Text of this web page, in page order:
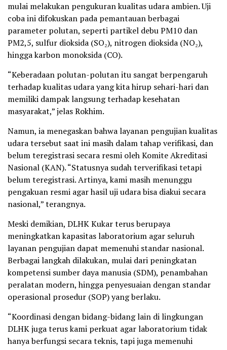
mulai melakukan pengukuran kualitas udara ambien. Uji
coba ini difokuskan pada pemantauan berbagai
parameter polutan, seperti partikel debu PM10 dan
PM2,5, sulfur dioksida (SO₂), nitrogen dioksida (NO₂),
hingga karbon monoksida (CO).
“Keberadaan polutan-polutan itu sangat berpengaruh
terhadap kualitas udara yang kita hirup sehari-hari dan
memiliki dampak langsung terhadap kesehatan
masyarakat,” jelas Rokhim.
Namun, ia menegaskan bahwa layanan pengujian kualitas
udara tersebut saat ini masih dalam tahap verifikasi, dan
belum teregistrasi secara resmi oleh Komite Akreditasi
Nasional (KAN). “Statusnya sudah terverifikasi tetapi
belum teregistrasi. Artinya, kami masih menunggu
pengakuan resmi agar hasil uji udara bisa diakui secara
nasional,” terangnya.
Meski demikian, DLHK Kukar terus berupaya
meningkatkan kapasitas laboratorium agar seluruh
layanan pengujian dapat memenuhi standar nasional.
Berbagai langkah dilakukan, mulai dari peningkatan
kompetensi sumber daya manusia (SDM), penambahan
peralatan modern, hingga penyesuaian dengan standar
operasional prosedur (SOP) yang berlaku.
“Koordinasi dengan bidang-bidang lain di lingkungan
DLHK juga terus kami perkuat agar laboratorium tidak
hanya berfungsi secara teknis, tapi juga memenuhi